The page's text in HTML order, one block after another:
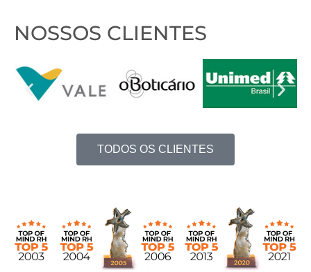
NOSSOS CLIENTES
TODOS OS CLIENTES